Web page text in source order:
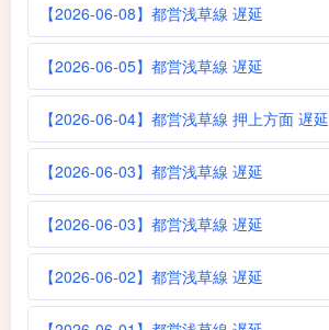
【2026-06-08】都営浅草線 遅延
【2026-06-05】都営浅草線 遅延
【2026-06-04】都営浅草線 押上方面 遅延
【2026-06-03】都営浅草線 遅延
【2026-06-03】都営浅草線 遅延
【2026-06-02】都営浅草線 遅延